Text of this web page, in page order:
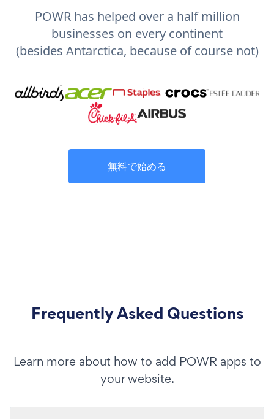
POWR has helped over a half million
businesses on every continent
(besides Antarctica, because of course not)
無料で始める
Frequently Asked Questions
Learn more about how to add POWR apps to
your website.